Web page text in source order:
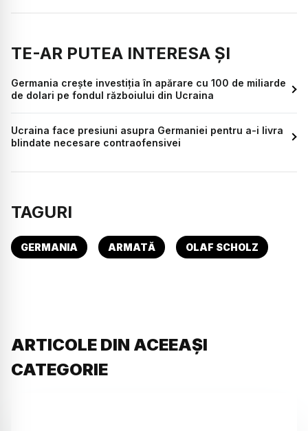
TE-AR PUTEA INTERESA ȘI
Germania crește investiția în apărare cu 100 de miliarde
de dolari pe fondul războiului din Ucraina
Ucraina face presiuni asupra Germaniei pentru a-i livra
blindate necesare contraofensivei
TAGURI
GERMANIA ARMATĂ OLAF SCHOLZ
ARTICOLE DIN ACEEAȘI
CATEGORIE